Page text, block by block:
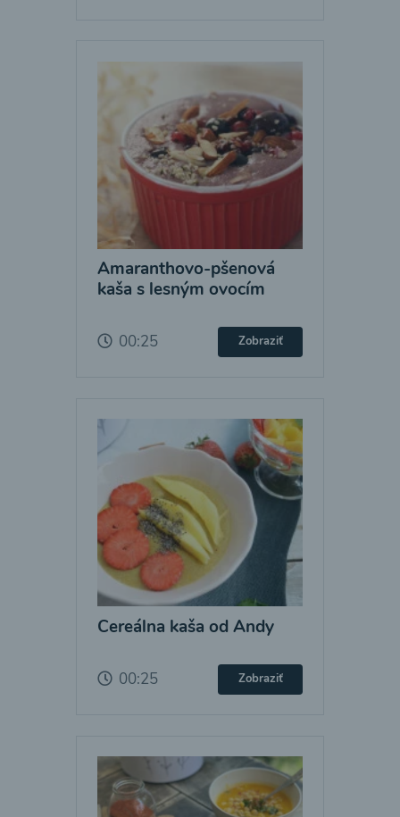
Amaranthovo-pšenová
kaša s lesným ovocím
00:25 Zobraziť
Cereálna kaša od Andy
00:25 Zobraziť